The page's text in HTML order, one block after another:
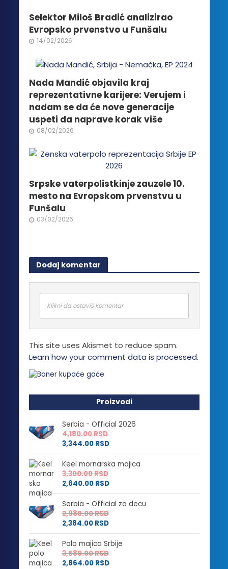
biti
izabrane
na
proizvoda.
Selektor Miloš Bradić analizirao
Evropsko prvenstvo u Funšalu
14/02/2026
Nada Mandić objavila kraj
reprezentativne karijere: Verujem i
nadam se da će nove generacije
uspeti da naprave korak više
08/02/2026
Srpske vaterpolistkinje zauzele 10.
mesto na Evropskom prvenstvu u
Funšalu
03/02/2026
Dodaj komentar
Klikni da ostaviš komentar
This site uses Akismet to reduce spam.
Learn how your comment data is processed.
Proizvodi
Serbia - Official 2026
4,180.00RSD
3,344.00 RSD
Keel mornarska majica
3,300.00RSD
2,640.00 RSD
Serbia - Official za decu
2,980.00RSD
2,384.00 RSD
Polo majica Srbije
3,580.00RSD
2,864.00 RSD